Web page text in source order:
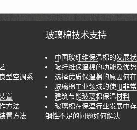
型空调系
置
方法
置方法
玻璃棉技术支持
中国玻纤维保温棉的发展
玻纤维保温棉的功能及优势
选择优质保温棉的原因何在
玻璃棉工业领域的使用非
建筑节能玻璃棉保温材料
玻璃棉在保温行业发展中
钢性不足的问题如何解决